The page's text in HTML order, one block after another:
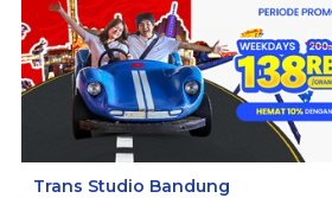
Trans Studio Bandung